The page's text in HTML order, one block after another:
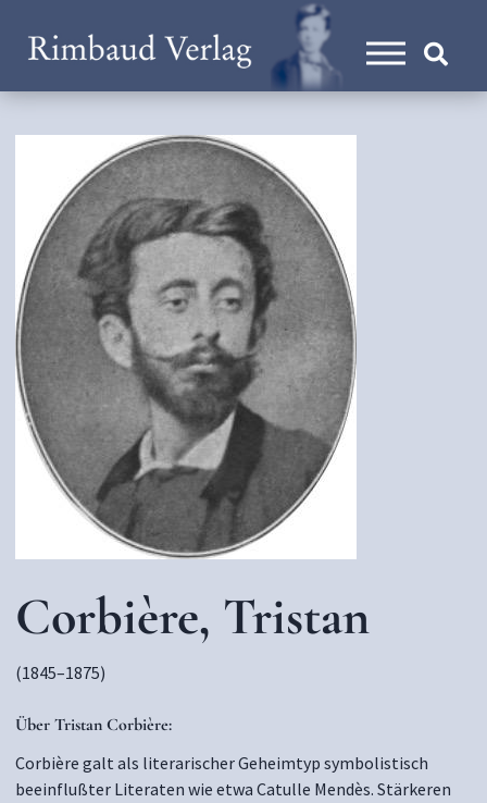
Corbière, Tristan
(1845–1875)
Über Tristan Corbière:
Corbière galt als literarischer Geheimtyp symbolistisch
beeinflußter Literaten wie etwa Catulle Mendès. Stärkeren